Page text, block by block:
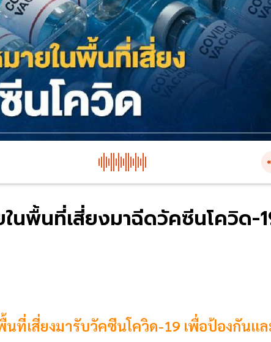
นพื้นที่เสี่ยงมาฉีดวัคซีนโควิด-
เสี่ยงมารับวัคซีนโควิด-19 เพื่อป้องกันแ